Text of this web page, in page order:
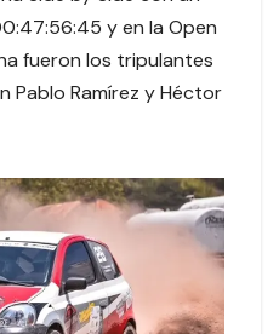
y en la Open
fueron los tripulantes
Pablo Ramírez y Héctor